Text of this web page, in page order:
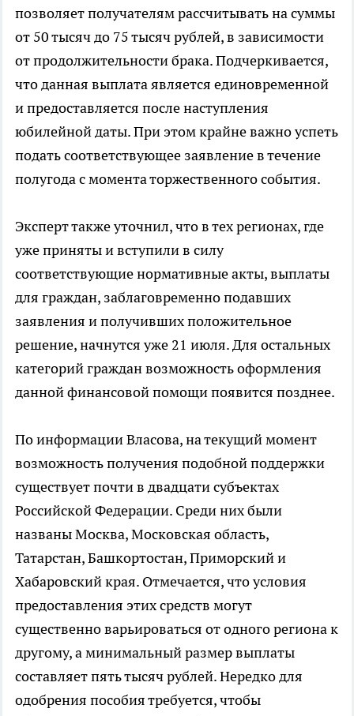
позволяет получателям рассчитывать на суммы
от 50 тысяч до 75 тысяч рублей, в зависимости
от продолжительности брака. Подчеркивается,
что данная выплата является единовременной
и предоставляется после наступления
юбилейной даты. При этом крайне важно успеть
подать соответствующее заявление в течение
полугода с момента торжественного события.
Эксперт также уточнил, что в тех регионах, где
уже приняты и вступили в силу
соответствующие нормативные акты, выплаты
для граждан, заблаговременно подавших
заявления и получивших положительное
решение, начнутся уже 21 июля. Для остальных
категорий граждан возможность оформления
данной финансовой помощи появится позднее.
По информации Власова, на текущий момент
возможность получения подобной поддержки
существует почти в двадцати субъектах
Российской Федерации. Среди них были
названы Москва, Московская область,
Татарстан, Башкортостан, Приморский и
Хабаровский края. Отмечается, что условия
предоставления этих средств могут
существенно варьироваться от одного региона к
другому, а минимальный размер выплаты
составляет пять тысяч рублей. Нередко для
одобрения пособия требуется, чтобы